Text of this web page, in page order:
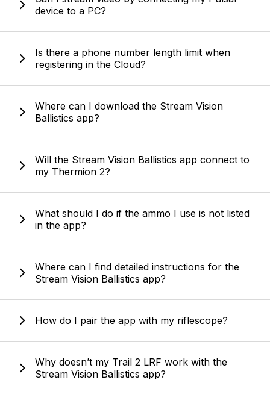
device to a PC?
Is there a phone number length limit when
registering in the Cloud?
Where can I download the Stream Vision
Ballistics app?
Will the Stream Vision Ballistics app connect to
my Thermion 2?
What should I do if the ammo I use is not listed
in the app?
Where can I find detailed instructions for the
Stream Vision Ballistics app?
How do I pair the app with my riflescope?
Why doesn’t my Trail 2 LRF work with the
Stream Vision Ballistics app?